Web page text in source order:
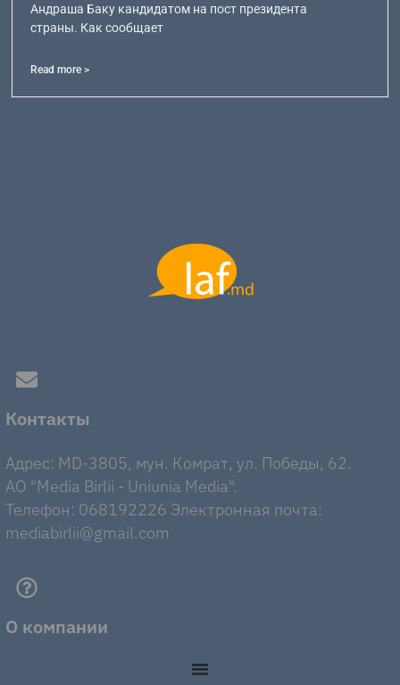
Андраша Баку кандидатом на пост президента
страны. Как сообщает
Read more >
Контакты
Адрес: MD-3805, мун. Комрат, ул. Победы, 62.
AO "Media Birlii - Uniunia Media".
Телефон: 068192226 Электронная почта:
mediabirlii@gmail.com
О компании